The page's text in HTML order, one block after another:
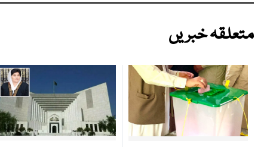
متعلقہ خبریں